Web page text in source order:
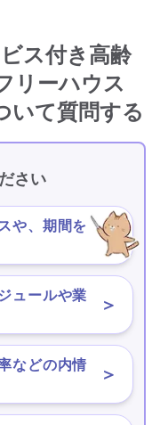
ス付き高齢
リーハウス
いて質問する
さい
や、期間を
＞
ュールや業
＞
などの内情
＞